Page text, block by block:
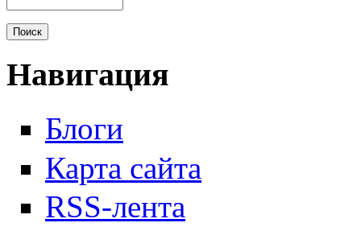
Навигация
Блоги
Карта сайта
RSS-лента